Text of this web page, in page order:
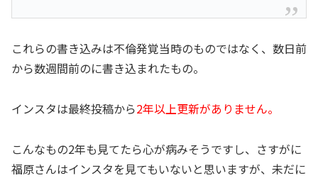
これらの書き込みは不倫発覚当時のものではなく、数日前
から数週間前のに書き込まれたもの。
インスタは最終投稿から2年以上更新がありません。
こんなもの2年も見てたら心が病みそうですし、さすがに
福原さんはインスタを見てもいないと思いますが、未だに